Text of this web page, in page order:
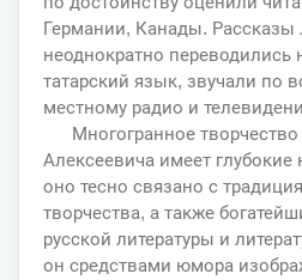
Германии, Канады. Рассказы
неоднократно переводились
татарский язык, звучали по
местному радио и
Многогранное
Алексеевича имеет
оно тесно связано с
творчества, а также
русской литературы и
он средствами юмора